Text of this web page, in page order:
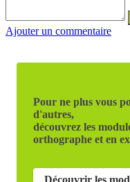
Ajouter un commentaire
Pour ne plus vous
d'autres,
découvrez les
orthographe et en
Découvrir les